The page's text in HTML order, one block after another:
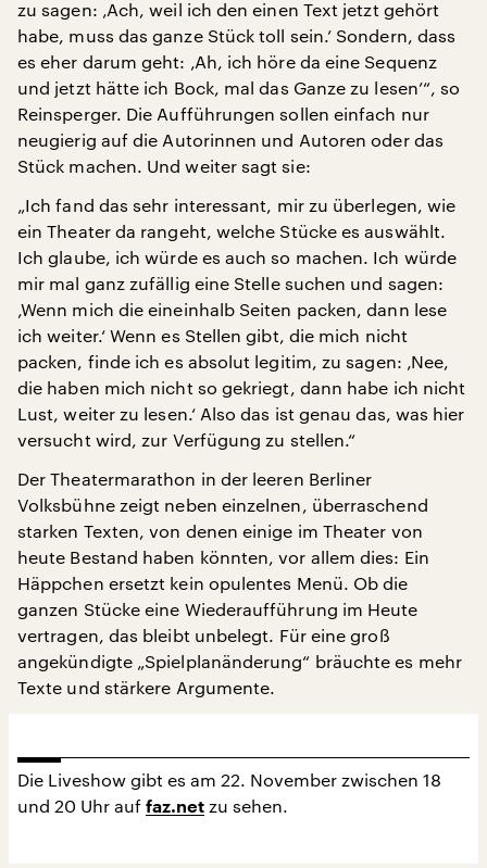
zu sagen: ‚Ach, weil ich den einen Text jetzt gehört
habe, muss das ganze Stück toll sein.’ Sondern, dass
es eher darum geht: ‚Ah, ich höre da eine Sequenz
und jetzt hätte ich Bock, mal das Ganze zu lesen’“, so
Reinsperger. Die Aufführungen sollen einfach nur
neugierig auf die Autorinnen und Autoren oder das
Stück machen. Und weiter sagt sie:
„Ich fand das sehr interessant, mir zu überlegen, wie
ein Theater da rangeht, welche Stücke es auswählt.
Ich glaube, ich würde es auch so machen. Ich würde
mir mal ganz zufällig eine Stelle suchen und sagen:
‚Wenn mich die eineinhalb Seiten packen, dann lese
ich weiter.‘ Wenn es Stellen gibt, die mich nicht
packen, finde ich es absolut legitim, zu sagen: ‚Nee,
die haben mich nicht so gekriegt, dann habe ich nicht
Lust, weiter zu lesen.‘ Also das ist genau das, was hier
versucht wird, zur Verfügung zu stellen.“
Der Theatermarathon in der leeren Berliner
Volksbühne zeigt neben einzelnen, überraschend
starken Texten, von denen einige im Theater von
heute Bestand haben könnten, vor allem dies: Ein
Häppchen ersetzt kein opulentes Menü. Ob die
ganzen Stücke eine Wiederaufführung im Heute
vertragen, das bleibt unbelegt. Für eine groß
angekündigte „Spielplanänderung“ bräuchte es mehr
Texte und stärkere Argumente.
Die Liveshow gibt es am 22. November zwischen 18
und 20 Uhr auf faz.net zu sehen.